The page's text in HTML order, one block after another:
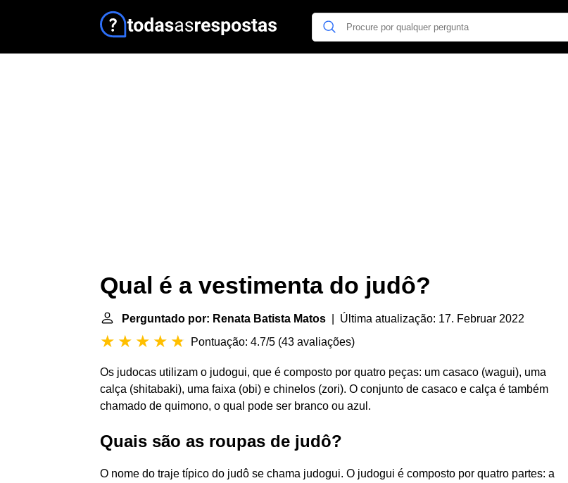
Qual é a vestimenta do judô?
Perguntado por: Renata Batista Matos | Última atualização: 17. Februar 2022
Pontuação: 4.7/5 (43 avaliações)
Os judocas utilizam o judogui, que é composto por quatro peças: um casaco (wagui), uma
calça (shitabaki), uma faixa (obi) e chinelos (zori). O conjunto de casaco e calça é também
chamado de quimono, o qual pode ser branco ou azul.
Quais são as roupas de judô?
O nome do traje típico do judô se chama judogui. O judogui é composto por quatro partes: a